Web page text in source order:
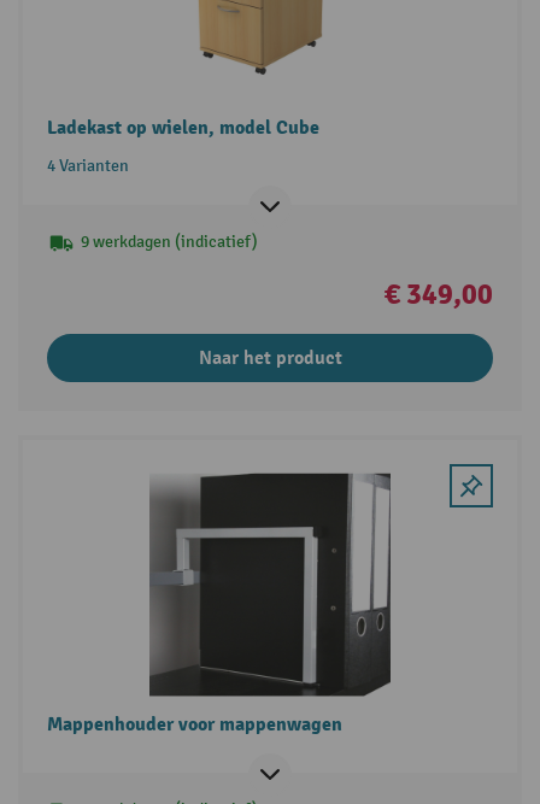
Ladekast op wielen, model Cube
4 Varianten
9 werkdagen (indicatief)
€ 349,00
Naar het product
Mappenhouder voor mappenwagen